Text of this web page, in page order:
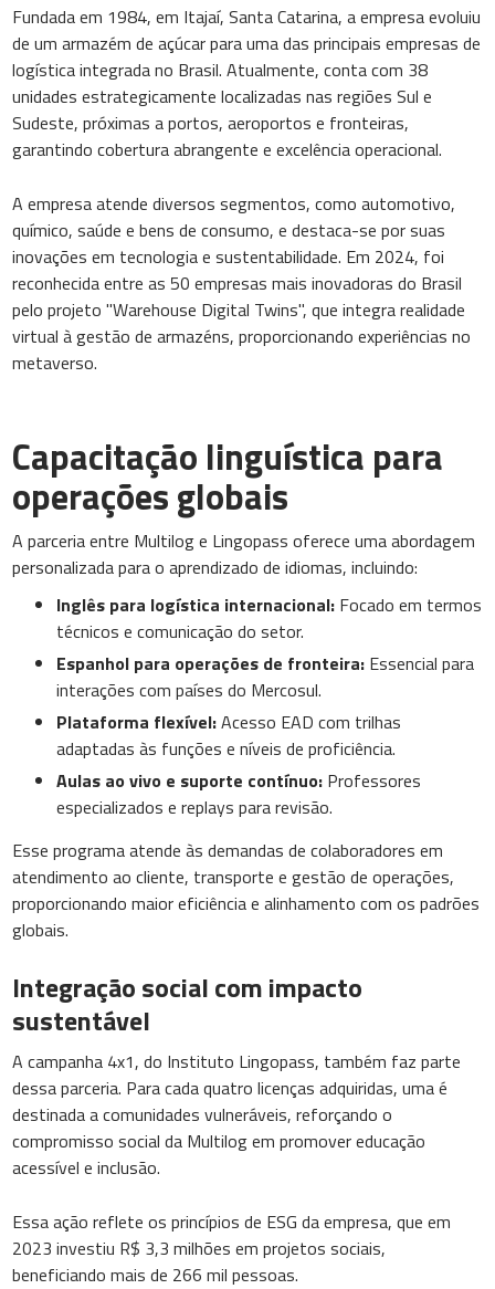
Fundada em 1984, em Itajaí, Santa Catarina, a empresa evoluiu
de um armazém de açúcar para uma das principais empresas de
logística integrada no Brasil. Atualmente, conta com 38
unidades estrategicamente localizadas nas regiões Sul e
Sudeste, próximas a portos, aeroportos e fronteiras,
garantindo cobertura abrangente e excelência operacional.
A empresa atende diversos segmentos, como automotivo,
químico, saúde e bens de consumo, e destaca-se por suas
inovações em tecnologia e sustentabilidade. Em 2024, foi
reconhecida entre as 50 empresas mais inovadoras do Brasil
pelo projeto "Warehouse Digital Twins", que integra realidade
virtual à gestão de armazéns, proporcionando experiências no
metaverso.
Capacitação linguística para
operações globais
A parceria entre Multilog e Lingopass oferece uma abordagem
personalizada para o aprendizado de idiomas, incluindo:
Inglês para logística internacional: Focado em termos
técnicos e comunicação do setor.
Espanhol para operações de fronteira: Essencial para
interações com países do Mercosul.
Plataforma flexível:Acesso EAD com trilhas
adaptadas às funções e níveis de proficiência.
Aulas ao vivo e suporte contínuo: Professores
especializados e replays para revisão.
Esse programa atende às demandas de colaboradores em
atendimento ao cliente, transporte e gestão de operações,
proporcionando maior eficiência e alinhamento com os padrões
globais.
Integração social com impacto
sustentável
A campanha 4x1, do Instituto Lingopass, também faz parte
dessa parceria. Para cada quatro licenças adquiridas, uma é
destinada a comunidades vulneráveis, reforçando o
compromisso social da Multilog em promover educação
acessível e inclusão.
Essa ação reflete os princípios de ESG da empresa, que em
2023 investiu R$ 3,3 milhões em projetos sociais,
beneficiando mais de 266 mil pessoas.